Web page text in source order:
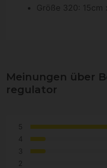
Größe 320: 15cm
Meinungen über
regulator
5
4
3
2